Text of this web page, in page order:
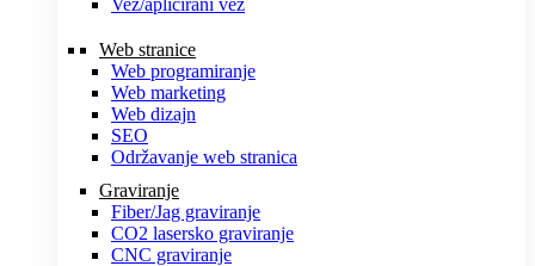
Vez/aplicirani vez
Web stranice
Web programiranje
Web marketing
Web dizajn
SEO
Održavanje web stranica
Graviranje
Fiber/Jag graviranje
CO2 lasersko graviranje
CNC graviranje